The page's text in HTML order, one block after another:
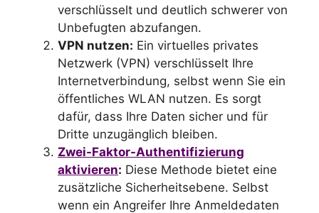
verschlüsselt und deutlich schwerer von
Unbefugten abzufangen.
VPN nutzen: Ein virtuelles privates
Netzwerk (VPN) verschlüsselt Ihre
Internetverbindung, selbst wenn Sie ein
öffentliches WLAN nutzen. Es sorgt
dafür, dass Ihre Daten sicher und für
Dritte unzugänglich bleiben.
Zwei-Faktor-Authentifizierung
aktivieren: Diese Methode bietet eine
zusätzliche Sicherheitsebene. Selbst
wenn ein Angreifer Ihre Anmeldedaten